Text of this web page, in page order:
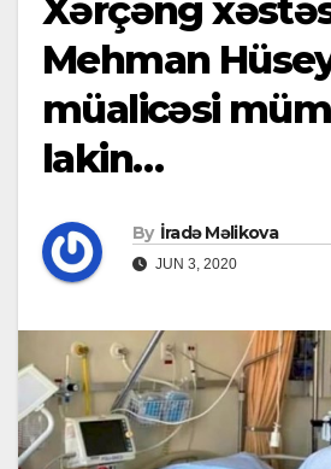
Xərçəng
Mehman
müalicəsi
lakin…
By İradə Məlikova
JUN 3, 2020